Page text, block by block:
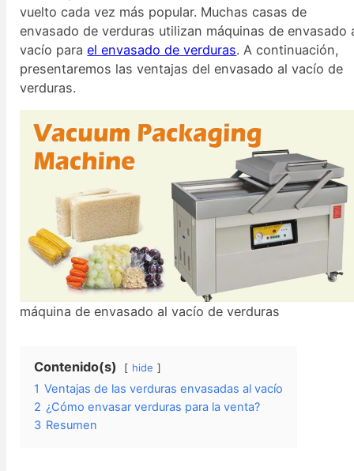
vuelto cada vez más popular. Muchas casas de
envasado de verduras utilizan máquinas de envasado
vacío parael envasado de verduras. A continuación,
presentaremos las ventajas del envasado al vacío de
verduras.
máquina de envasado al vacío de verduras
Contenido(s) hide
1 Ventajas de las verduras envasadas al vacío
2 ¿Cómo envasar verduras para la venta?
3 Resumen